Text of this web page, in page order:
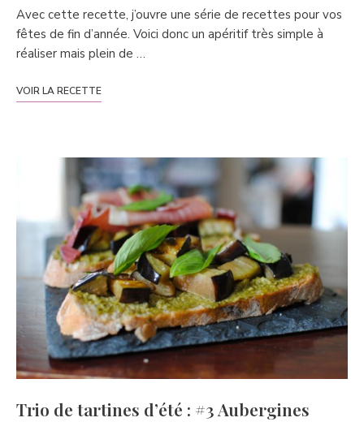
Avec cette recette, j’ouvre une série de recettes pour vos
fêtes de fin d’année. Voici donc un apéritif très simple à
réaliser mais plein de …
VOIR LA RECETTE
Trio de tartines d’été : #3 Aubergines